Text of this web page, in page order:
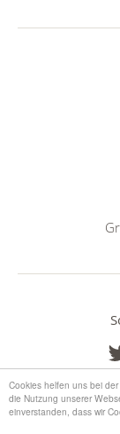
Cookies helfen uns bei
die Nutzung unserer
einverstanden, dass wir